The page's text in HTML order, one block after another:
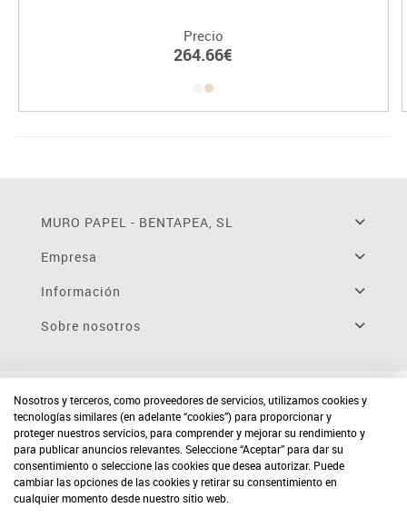
Precio
264.66€
MURO PAPEL - BENTAPEA, SL
Empresa
Información
Sobre nosotros
Nosotros y terceros, como proveedores de servicios, utilizamos cookies y
tecnologías similares (en adelante “cookies”) para proporcionar y
proteger nuestros servicios, para comprender y mejorar su rendimiento y
para publicar anuncios relevantes. Seleccione “Aceptar” para dar su
consentimiento o seleccione las cookies que desea autorizar. Puede
cambiar las opciones de las cookies y retirar su consentimiento en
cualquier momento desde nuestro sitio web.